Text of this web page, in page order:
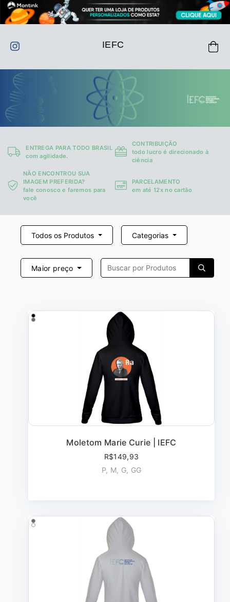
IEFC
ENTREGA PARA TODO BRASIL
com agilidade.
CONTRIBUIÇÃO
todo lucro é direcionado à
ciência
NÃO ENCONTROU SUA
IMAGEM PREFERIDA?
fale conosco e faremos para
você
PARCELAMENTO
em até 12x no cartão
Todos os Produtos Categorias
Maior preço
Moletom Marie Curie | IEFC
R$149,93
P, M, G, GG